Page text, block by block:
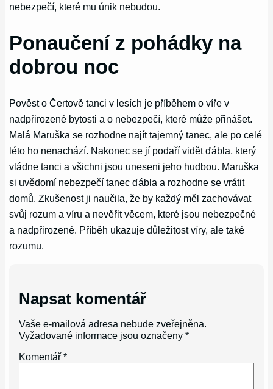
nebezpečí, které mu únik nebudou.
Ponaučení z pohádky na
dobrou noc
Pověst o Čertově tanci v lesích je příběhem o víře v
nadpřirozené bytosti a o nebezpečí, které může přinášet.
Malá Maruška se rozhodne najít tajemný tanec, ale po celé
léto ho nenachází. Nakonec se jí podaří vidět ďábla, který
vládne tanci a všichni jsou uneseni jeho hudbou. Maruška
si uvědomí nebezpečí tanec ďábla a rozhodne se vrátit
domů. Zkušenost ji naučila, že by každý měl zachovávat
svůj rozum a víru a nevěřit věcem, které jsou nebezpečné
a nadpřirozené. Příběh ukazuje důležitost víry, ale také
rozumu.
Napsat komentář
Vaše e-mailová adresa nebude zveřejněna.
Vyžadované informace jsou označeny*
Komentář*